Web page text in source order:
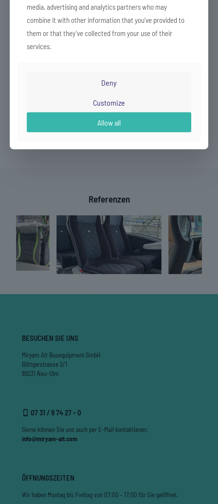
Reinigung von Kopflatzen und Gardinen in der
Waschmaschine
Grundreinigung von PVC Böden und Versiegelung
Innenreinigung: WC, Küche, Cockpit, Kühlschränke,
Kopflatzen/Kopfschoner sowie farblich abgestimmten
Gardinen/Schals ab.
Referenzen
BESUCHEN SIE UNS
Miryam Alt Busequipment GmbH
Böttgerstrasse 2/1
89231 Neu-Ulm
07 31 / 9 74 27 – 0
Gerne können Sie uns auch per E-Mail kontaktieren:
info@miryam-alt.com
ÖFFNUNGSZEITEN
Wir haben Montag bis Freitag von 07:00 – 17:00 für Sie geöffnet.
media, advertising and analytics partners who may
combine it with other information that you’ve provided to
them or that they’ve collected from your use of their
services.
Deny
Customize
Allow all